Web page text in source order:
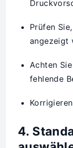
Prüfen
angezeigt
Achten
fehlende
4.